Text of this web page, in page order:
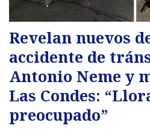
Revelan nuevos
accidente de
Antonio Neme y
Las Condes:
preocupado”